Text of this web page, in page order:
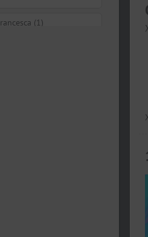
(1)